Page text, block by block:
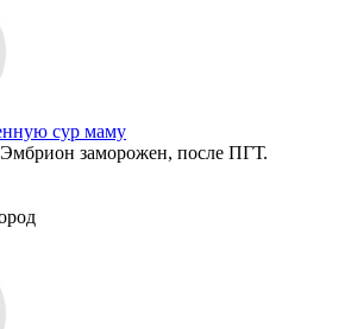
сур маму
заморожен, после ПГТ.